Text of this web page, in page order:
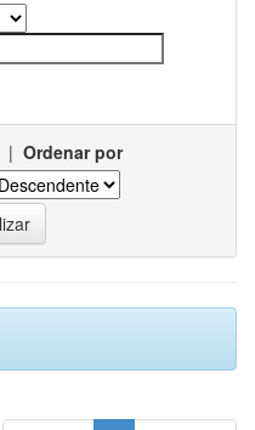
| Ordenar por